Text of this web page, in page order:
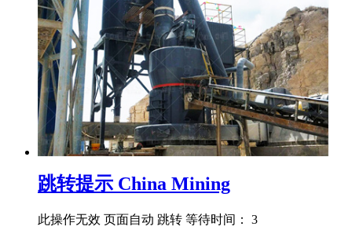
跳转提示 China Mining
此操作无效 页面自动 跳转 等待时间： 3